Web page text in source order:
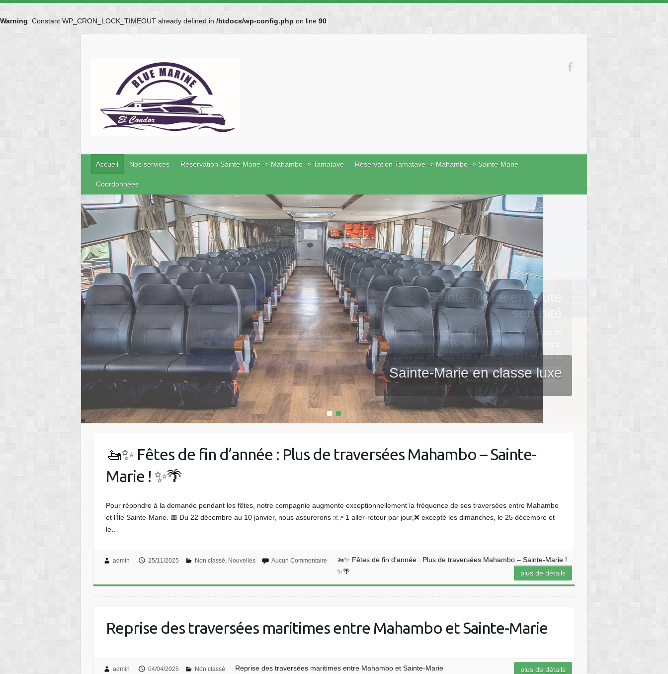
Warning: Constant WP_CRON_LOCK_TIMEOUT already defined in /htdocs/wp-config.php on line 90
Accueil Nos services Réservation Sainte-Marie -> Mahambo -> Tamatave Réservation Tamatave -> Mahambo -> Sainte-Marie
Coordonnées
Sainte-Marie en classe luxe
1 2
🚤✨ Fêtes de fin d’année : Plus de traversées Mahambo – Sainte-
Marie ! ✨🌴
Pour répondre à la demande pendant les fêtes, notre compagnie augmente exceptionnellement la fréquence de ses traversées entre Mahambo
et l’Île Sainte-Marie. 📅 Du 22 décembre au 10 janvier, nous assurerons :👉 1 aller-retour par jour,❌ excepté les dimanches, le 25 décembre et
le…
admin 25/11/2025 Non classé, Nouvelles Aucun Commentaire
🚤✨ Fêtes de fin d’année : Plus de traversées Mahambo – Sainte-Marie !
✨🌴
plus de détails
Reprise des traversées maritimes entre Mahambo et Sainte-Marie
admin 04/04/2025 Non classé Reprise des traversées maritimes entre Mahambo et Sainte-Marie plus de détails